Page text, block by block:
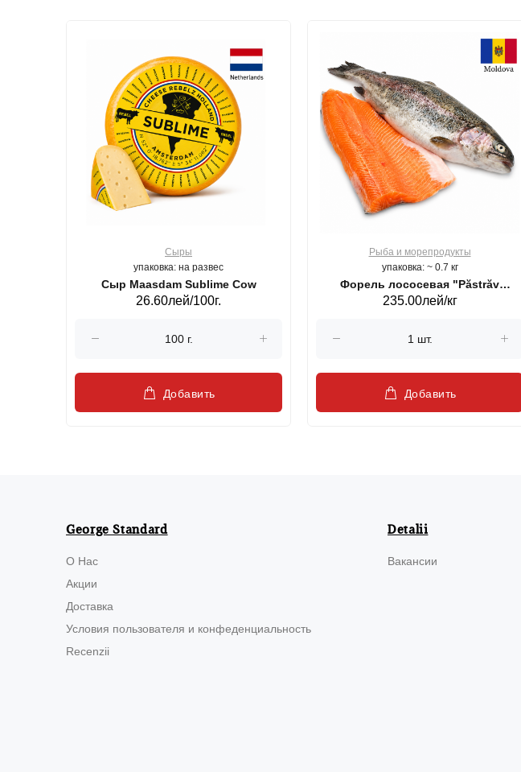
Сыры
упаковка: на развес
Сыр Maasdam Sublime Cow
26.60лей/100г.
Добавить
Рыба и морепродукты
упаковка: ~ 0.7 кг
Форель лососевая "Păstrăv
Moldovenesc"
235.00лей/кг
Добавить
George Standard
О Нас
Акции
Доставка
Условия пользователя и конфеденциальность
Recenzii
Detalii
Вакансии